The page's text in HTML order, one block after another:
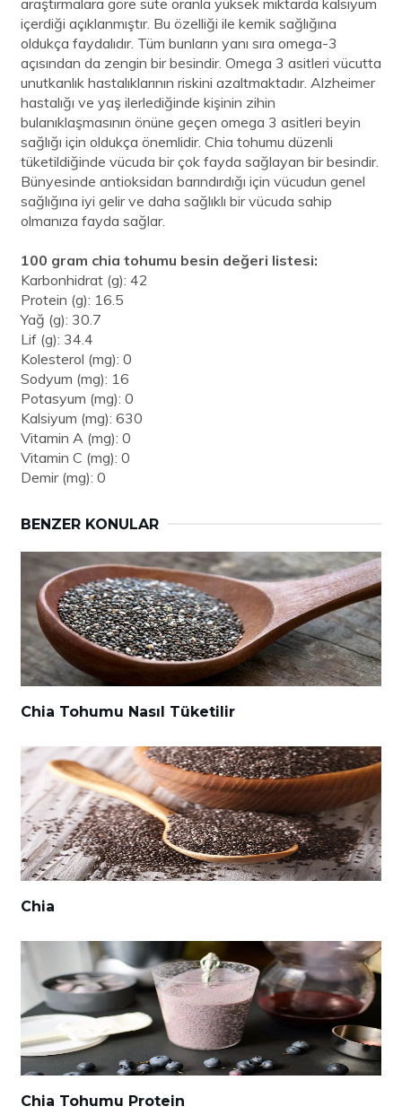
içerdiği açıklanmıştır. Bu özelliği ile kemik sağlığına
oldukça faydalıdır. Tüm bunların yanı sıra omega-3
açısından da zengin bir besindir. Omega 3 asitleri vücutta
unutkanlık hastalıklarının riskini azaltmaktadır. Alzheimer
hastalığı ve yaş ilerlediğinde kişinin zihin
bulanıklaşmasının önüne geçen omega 3 asitleri beyin
sağlığı için oldukça önemlidir. Chia tohumu düzenli
tüketildiğinde vücuda bir çok fayda sağlayan bir besindir.
Bünyesinde antioksidan barındırdığı için vücudun genel
sağlığına iyi gelir ve daha sağlıklı bir vücuda sahip
olmanıza fayda sağlar.
100 gram chia tohumu besin değeri listesi:
Karbonhidrat (g): 42
Protein (g): 16.5
Yağ (g): 30.7
Lif (g): 34.4
Kolesterol (mg): 0
Sodyum (mg): 16
Potasyum (mg): 0
Kalsiyum (mg): 630
Vitamin A (mg): 0
Vitamin C (mg): 0
Demir (mg): 0
BENZER KONULAR
Chia Tohumu Nasıl Tüketilir
Chia
Chia Tohumu Protein